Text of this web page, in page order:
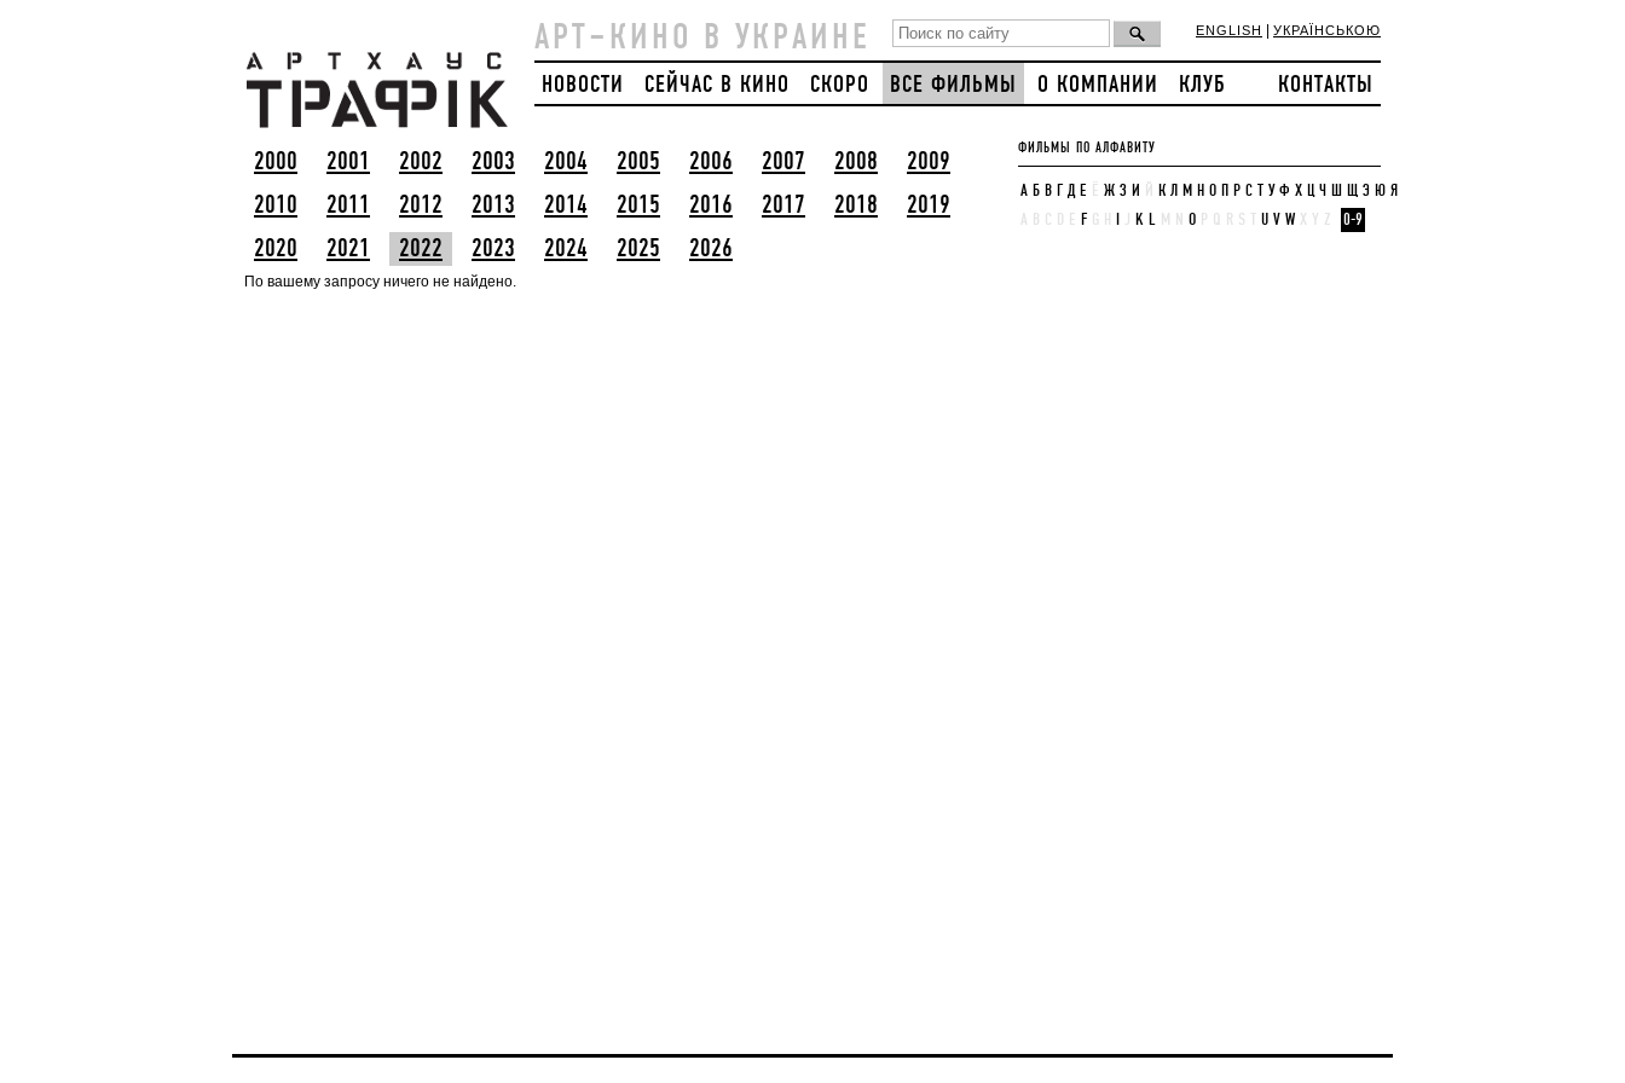
АРТ–КИНО В УКРАИНЕ ENGLISH УКРАЇНСЬКОЮ
НОВОСТИ СЕЙЧАС В КИНО СКОРО ВСЕ ФИЛЬМЫ О КОМПАНИИ КЛУБ КОНТАКТЫ
2000 2001 2002 2003 2004 2005 2006 2007 2008
2009
2010
2011 2012 2013 2014 2015 2016 2017 2018
2019
2020
2021 2022 2023 2024 2025 2026
ФИЛЬМЫ ПО АЛФАВИТУ
А Б В Г Д Е Ё Ж З И Й К Л М Н О П Р С Т У Ф Х Ц Ч Ш Щ Э Ю Я
A B C D E F G H J K L M N O P Q R S T U V W X Y Z 0-9
По вашему запросу ничего не найдено.